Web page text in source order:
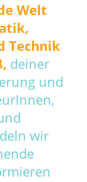
Welt
Technik
deiner
und
wir